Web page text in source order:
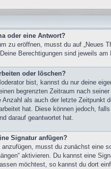
oder eine Antwort?
zu eröffnen, musst du auf „Neues
Berechtigungen sind jeweils
oder löschen?
bist, kannst du nur deine
begrenzten Zeitraum nach
als auch der letzte Zeitpunkt
hat. Diese können jedoch,
darauf geantwortet hat.
Signatur anfügen?
musst du zunächst eine
aktivieren. Du kannst eine
möchtest, so kannst du dort